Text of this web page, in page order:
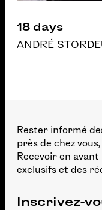
18 days
ANDRÉ
Rester informé
près de chez
Recevoir en
exclusifs et des
Inscrivez-